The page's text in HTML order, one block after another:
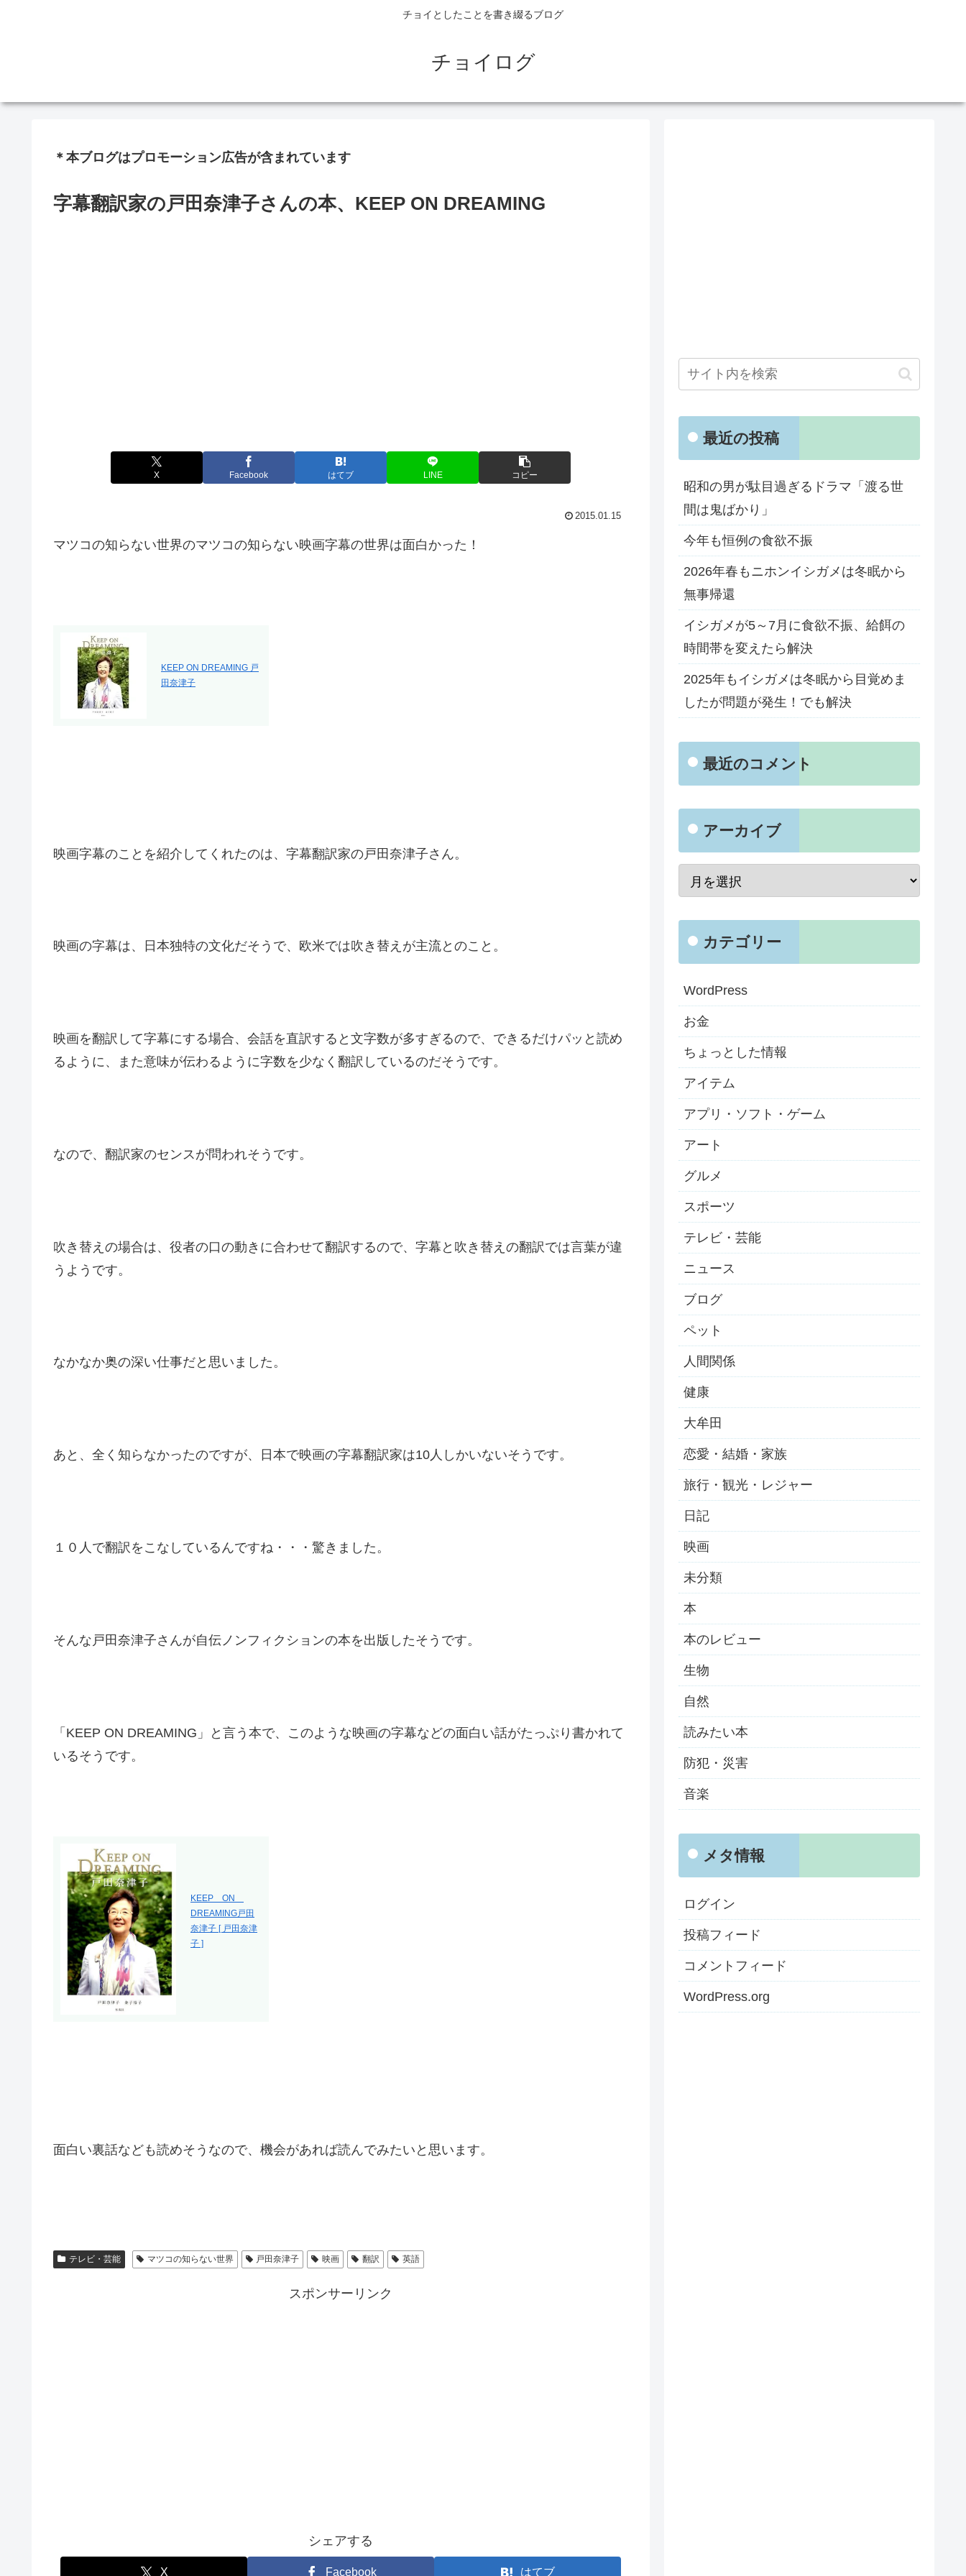
チョイとしたことを書き綴るブログ
チョイログ
＊本ブログはプロモーション広告が含まれています
字幕翻訳家の戸田奈津子さんの本、KEEP ON DREAMING
X Facebook はてブ LINE コピー
2015.01.15
マツコの知らない世界のマツコの知らない映画字幕の世界は面白かった！
KEEP ON DREAMING 戸
田奈津子
映画字幕のことを紹介してくれたのは、字幕翻訳家の戸田奈津子さん。
映画の字幕は、日本独特の文化だそうで、欧米では吹き替えが主流とのこと。
映画を翻訳して字幕にする場合、会話を直訳すると文字数が多すぎるので、できるだけパッと読め
るように、また意味が伝わるように字数を少なく翻訳しているのだそうです。
なので、翻訳家のセンスが問われそうです。
吹き替えの場合は、役者の口の動きに合わせて翻訳するので、字幕と吹き替えの翻訳では言葉が違
うようです。
なかなか奥の深い仕事だと思いました。
あと、全く知らなかったのですが、日本で映画の字幕翻訳家は10人しかいないそうです。
１０人で翻訳をこなしているんですね・・・驚きました。
そんな戸田奈津子さんが自伝ノンフィクションの本を出版したそうです。
「KEEP ON DREAMING」と言う本で、このような映画の字幕などの面白い話がたっぷり書かれて
いるそうです。
KEEP ON
DREAMING戸田
奈津子 [ 戸田奈津
子 ]
面白い裏話なども読めそうなので、機会があれば読んでみたいと思います。
テレビ・芸能 マツコの知らない世界 戸田奈津子 映画 翻訳 英語
スポンサーリンク
シェアする
X Facebook はてブ
最近の投稿
昭和の男が駄目過ぎるドラマ「渡る世
間は鬼ばかり」
今年も恒例の食欲不振
2026年春もニホンイシガメは冬眠から
無事帰還
イシガメが5～7月に食欲不振、給餌の
時間帯を変えたら解決
2025年もイシガメは冬眠から目覚めま
したが問題が発生！でも解決
最近のコメント
アーカイブ
カテゴリー
WordPress
お金
ちょっとした情報
アイテム
アプリ・ソフト・ゲーム
アート
グルメ
スポーツ
テレビ・芸能
ニュース
ブログ
ペット
人間関係
健康
大牟田
恋愛・結婚・家族
旅行・観光・レジャー
日記
映画
未分類
本
本のレビュー
生物
自然
読みたい本
防犯・災害
音楽
メタ情報
ログイン
投稿フィード
コメントフィード
WordPress.org